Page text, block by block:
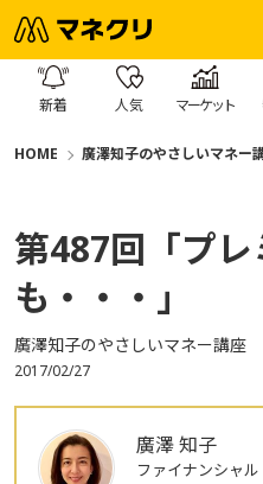
新着 人気 マーケット
HOME 廣澤知子のやさしいマネー
第487回「プレ
も・・・」
廣澤知子のやさしいマネー講座
2017/02/27
廣澤 知子
ファイナンシャ